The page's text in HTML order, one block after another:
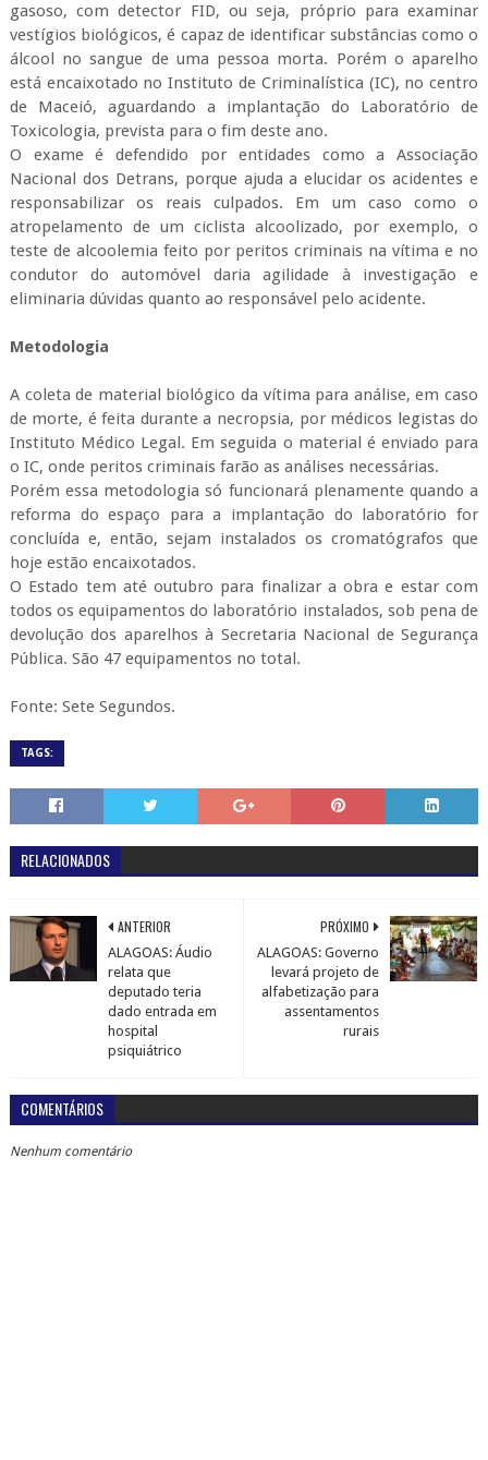
gasoso, com detector FID, ou seja, próprio para examinar
vestígios biológicos, é capaz de identificar substânciascomo o
álcool no sangue de uma pessoa morta. Porém o aparelho
está encaixotado no Instituto de Criminalística (IC), no centro
de Maceió, aguardando a implantação do Laboratório de
Toxicologia, prevista para o fim deste ano.
O exame é defendido por entidades como a Associação
Nacional dos Detrans, porque ajuda a elucidar os acidentes e
responsabilizar os reais culpados. Em um caso como o
atropelamento de um ciclista alcoolizado, por exemplo, o
teste de alcoolemia feito por peritos criminais na vítima e no
condutor do automóvel daria agilidade à investigação e
eliminaria dúvidas quanto ao responsável pelo acidente.
Metodologia
A coleta de material biológico da vítima para análise, em caso
de morte, é feita durante a necropsia, por médicos legistas do
Instituto Médico Legal. Em seguida o material é enviado para
o IC, onde peritos criminais farão as análises necessárias.
Porém essa metodologia só funcionará plenamente quando a
reforma do espaço para a implantação do laboratório for
concluída e, então, sejam instalados os cromatógrafos que
hoje estão encaixotados.
O Estado tem até outubro para finalizar a obra e estar com
todos os equipamentos do laboratório instalados, sob pena de
devolução dos aparelhos à Secretaria Nacional de Segurança
Pública. São 47 equipamentos no total.
Fonte: Sete Segundos.
TAGS:
RELACIONADOS
PRÓXIMO
ALAGOAS: Governo
levará projeto de
alfabetização para
assentamentos
rurais
ANTERIOR
ALAGOAS: Áudio
relata que
deputado teria
dado entrada em
hospital
psiquiátrico
COMENTÁRIOS
Nenhum comentário